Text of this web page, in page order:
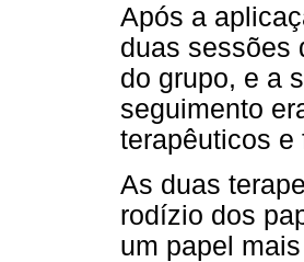
Após a
duas sessões
do grupo, e a
seguimento
terapêuticos e
As duas
rodízio dos
um papel